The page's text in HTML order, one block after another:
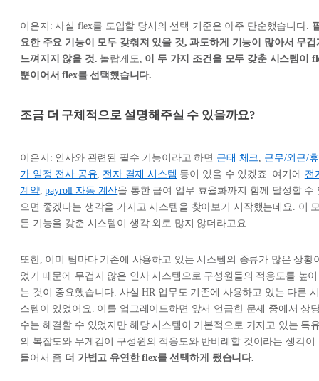
이은지: 사실 flex를 도입할 당시의 선택 기준은 아주 단순했습니다.
요한 주요 기능이 모두 갖춰져 있을 것, 과도하게 기능이 많아서 무겁
느껴지지 않을 것. 놀랍게도, 이 두 가지 조건을 모두 갖춘 시스템이
뿐이어서 flex를 선택했습니다.
조금 더 구체적으로 설명해주실 수 있을까요?
이은지: 인사와 관련된 필수 기능이라고 하면 근태 체크, 근무/외근/휴
가 일정 전사 공유, 전자 결재 시스템 등이 있을 수 있겠죠. 여기에 전
계약,payroll 자동 계산을 통한 급여 업무 효율화까지 함께 달성할 수
으면 좋겠다는 생각을 가지고 시스템을 찾아보기 시작했는데요. 이
든 기능을 갖춘 시스템이 생각 외로 많지 않더라고요.
또한, 이미 팀마다 기존에 사용하고 있는 시스템의 종류가 많은 상황
었기 때문에 무겁지 않은 인사 시스템으로 구성원들의 적응도를 높이
는 것이 중요했습니다. 사실 HR 업무도 기존에 사용하고 있는 다른 시
스템이 있었어요. 이를 업그레이드하면 앞서 언급한 문제 중에서 상
수는 해결할 수 있었지만 해당 시스템이 기본적으로 가지고 있는 특
의 복잡도와 무게감이 구성원의 적응도와 반비례할 것이라는 생각이
들어서 좀 더 가볍고 유연한 flex를 선택하게 됐습니다.